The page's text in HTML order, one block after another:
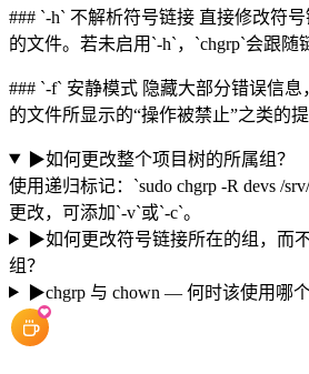
### `-h` 不解析符号链接 直接修改符
的文件。若未启用`-h`，`chgrp`会跟随
### `-f` 安静模式 隐藏大部分错误信
的文件所显示的“操作被禁止”之类的提
▶如何更改整个项目树的所属组？
使用递归标记：`sudo chgrp -R devs /
更改，可添加`-v`或`-c`。
▶如何更改符号链接所在的组，而
组？
▶chgrp 与 chown — 何时该使用哪个